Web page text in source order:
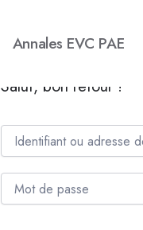
Annales EVC PAE
Salut, bon retour !